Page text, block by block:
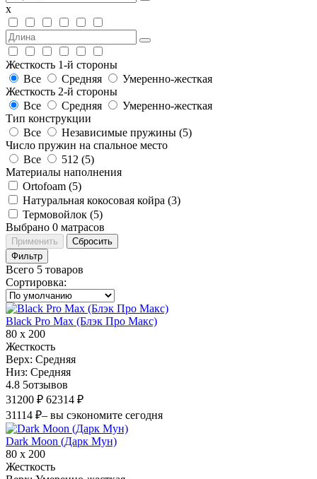
х
Жесткость 1-й стороны
Все
Средняя
Умеренно-жесткая
Жесткость 2-й стороны
Все
Средняя
Умеренно-жесткая
Тип конструкции
Все
Независимые пружины (5)
Число пружин на спальное место
Все
512 (5)
Материалы наполнения
Ortofoam (5)
Натуральная кокосовая койра (3)
Термовойлок (5)
Выбрано 0 матрасов
Применить
Сбросить
Фильтр
Всего 5 товаров
Сортировка:
Black Pro Max (Блэк Про Макс)
80 х 200
Жесткость
Верх: Средняя
Низ: Средняя
4.8 5отзывов
31200 ₽ 62314 ₽
31114 ₽– вы сэкономите сегодня
Dark Moon (Дарк Мун)
80 х 200
Жесткость